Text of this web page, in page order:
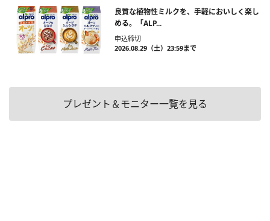
良質な植物性ミルクを、手軽においしく楽し
める。「ALP...
申込締切
2026.08.29（土）23:59まで
プレゼント＆モニター一覧を見る